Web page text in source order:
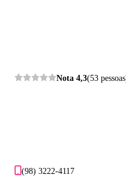
Nota 4,3(53
(98) 3222-4117